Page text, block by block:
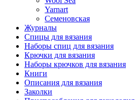
Yarnart
Семеновская
Журналы
Спицы для вязания
Наборы спиц для вязания
Крючки для вязания
Наборы крючков для вязания
Книги
Описания для вязания
Заколки